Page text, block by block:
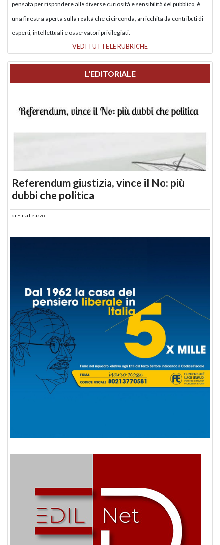
pensata per rispondere alle diverse curiosità e sensibilità del pubblico, è
una finestra aperta sulla realtà che ci circonda, arricchita da contributi di
esperti, intellettuali e osservatori privilegiati.
VEDI TUTTE LE RUBRICHE
L'EDITORIALE
Referendum giustizia, vince il No: più
dubbi che politica
di Elisa Leuzzo